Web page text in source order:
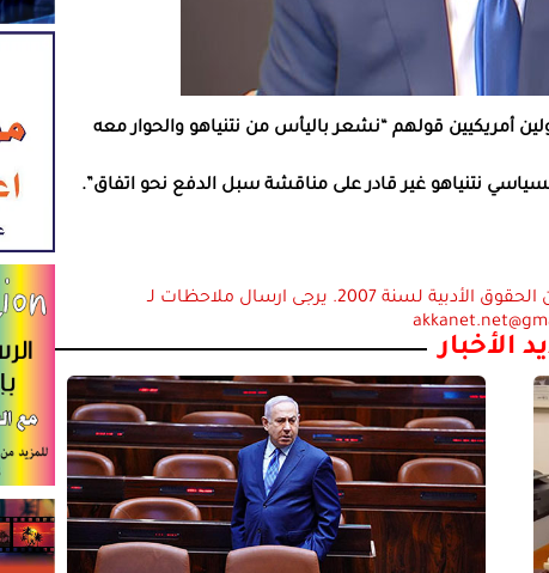
أمريكيين قولهم “نشعر باليأس من نتنياهو والحوار معه
نتنياهو غير قادر على مناقشة سبل الدفع نحو اتفاق”.
استعمال المضامين بموجب بند 27 أ لقانون الحقوق الأدبية لسنة 2007. يرجى ارسال ملاحظات لـ
الأخبار